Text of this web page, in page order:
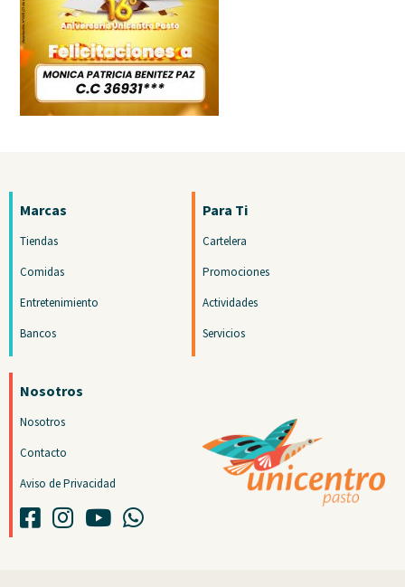
Marcas
Tiendas
Comidas
Entretenimiento
Bancos
Para Ti
Cartelera
Promociones
Actividades
Servicios
Nosotros
Nosotros
Contacto
Aviso de Privacidad